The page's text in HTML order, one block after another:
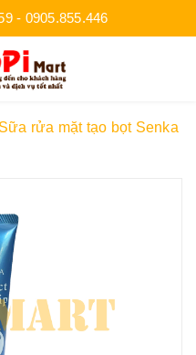
- 0905.855.446
Sữa rửa mặt tạo bọt Senka